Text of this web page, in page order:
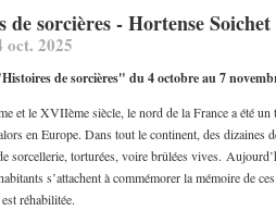
de sorcières - Hortense Soichet
oct. 2025
de sorcières" du 4 octobre au 7
et le XVIIème siècle, le nord de la France a été
en Europe. Dans tout le continent, des dizaines
sorcellerie, torturées, voire brûlées vives.
s’attachent à commémorer la mémoire de
réhabilitée.